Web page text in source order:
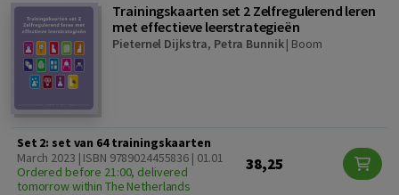
Trainingskaarten set 2 Zelfregulerend leren
met effectieve leerstrategieën
Pieternel Dijkstra, Petra Bunnik| Boom
Set 2: set van 64 trainingskaarten
March 2023 | ISBN 9789024455836 | 01.01
Ordered before 21:00, delivered
tomorrow within The Netherlands
38,25